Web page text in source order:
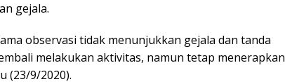
gejala.
observasi tidak menunjukkan gejala dan tanda
melakukan aktivitas, namun tetap menerapkan
(23/9/2020).